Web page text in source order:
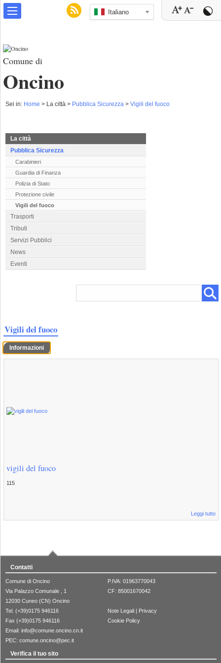
Italiano
Comune di
Oncino
Sei in: Home > La città > Pubblica Sicurezza > Vigili del fuoco
La città
Pubblica Sicurezza
Carabinieri
Guardia di Finanza
Polizia di Stato
Protezione civile
Vigili del fuoco
Trasporti
Tributi
Servizi Pubblici
News
Eventi
Vigili del fuoco
Informazioni
vigili del fuoco
115
Leggi tutto
Contatti
Comune di Oncino
Via Palazzo Comunale , 1
12030 Cuneo (CN) Oncino
Tel. (+39)0175 946116
Fax (+39)0175 946116
Email: info@comune.oncino.cn.it
PEC: comune.oncino@pec.it
P.IVA: 01963770043
CF: 85001670042
Note Legali | Privacy
Cookie Policy
Verifica il tuo sito